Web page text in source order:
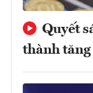
Quyết
thành